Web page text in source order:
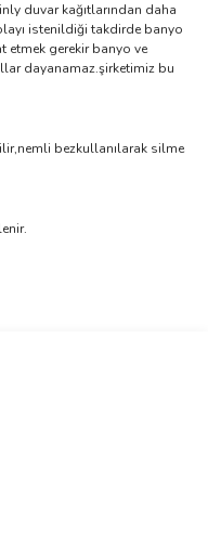
duvar kağıtlarından daha
istenildiği takdirde banyo
etmek gerekir banyo ve
dayanamaz.şirketimiz bu
bezkullanılarak silme